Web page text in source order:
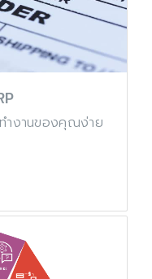
ทำงานของคุณง่าย